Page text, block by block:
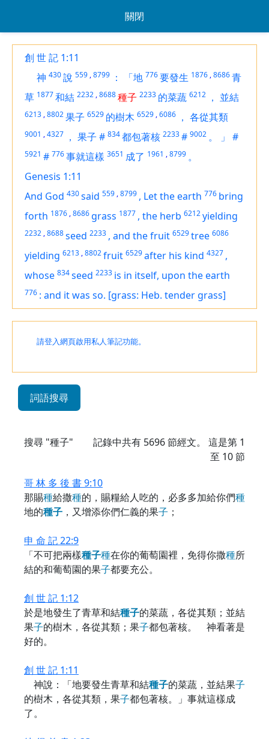
關閉
創 世 記 1:11
神 430說 559 ,8799 ： 「地 776要發生 1876 ,8686青
草 1877和結 2232 ,8688種子 2233 的菜蔬 6212 ， 並結
6213 ,8802果子 6529 的樹木 6529 ,6086 ， 各從其類
9001 ,4327 ， 果子 # 834都包著核 2233# 9002 。 」 #
5921 # 776事就這樣 3651 成了 1961 ,8799 。
Genesis 1:11
And God 430said 559 ,8799 , Let the earth 776 bring
forth 1876 ,8686 grass 1877 , the herb 6212yielding
2232 ,8688seed 2233 , and the fruit 6529tree 6086
yielding 6213 ,8802fruit 6529after his kind 4327 ,
whose 834seed 2233 is in itself, upon the earth
776 : and it was so. [grass: Heb. tender grass]
請登入網頁啟用私人筆記功能。
詞語搜尋
搜尋 "種子" 記錄中共有 5696節經文。 這是第 1
至 10 節
哥 林 多 後 書 9:10
那賜種給撒種的，賜糧給人吃的，必多多加給你們種
地的種子 ，又增添你們仁義的果子 ；
申 命 記 22:9
「不可把兩樣種子種在你的葡萄園裡，免得你撒種所
結的和葡萄園的果子都要充公。
創 世 記 1:12
於是地發生了青草和結種子的菜蔬，各從其類；並結
果子的樹木，各從其類；果子都包著核。 神看著是
好的。
創 世 記 1:11
神說：「地要發生青草和結種子的菜蔬，並結果子
的樹木，各從其類，果子都包著核。」事就這樣成
了。